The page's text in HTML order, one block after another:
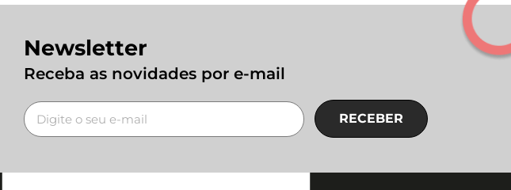
Newsletter
Receba as novidades por e-mail
RECEBER